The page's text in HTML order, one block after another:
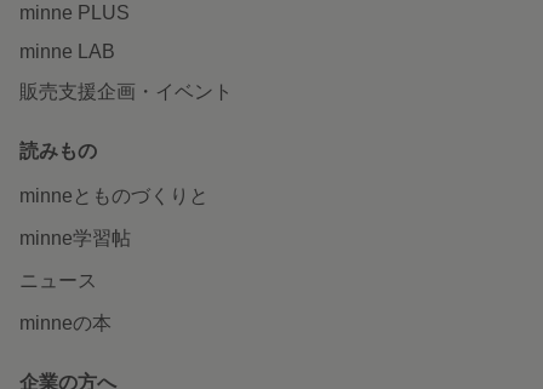
minne PLUS
minne LAB
販売支援企画・イベント
読みもの
minneとものづくりと
minne学習帖
ニュース
minneの本
企業の方へ